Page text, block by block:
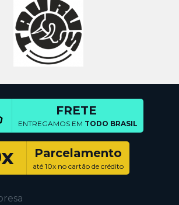
FRETE
ENTREGAMOS EM TODO BRASIL
Parcelamento
até 10x no cartão de crédito